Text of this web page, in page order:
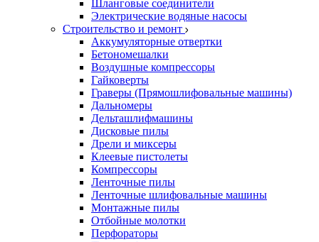
Шланговые соединители
Электрические водяные насосы
Строительство и ремонт
Аккумуляторные отвертки
Бетономешалки
Воздушные компрессоры
Гайковерты
Граверы (Прямошлифовальные машины)
Дальномеры
Дельташлифмашины
Дисковые пилы
Дрели и миксеры
Клеевые пистолеты
Компрессоры
Ленточные пилы
Ленточные шлифовальные машины
Монтажные пилы
Отбойные молотки
Перфораторы